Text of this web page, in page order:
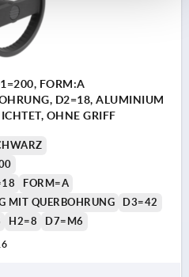
FORM:A
D2=18, ALUMINIUM
OHNE GRIFF
FORM=A
MIT QUERBOHRUNG
D3=42
H2=8 D7=M6